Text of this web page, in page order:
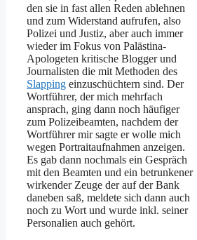
den sie in fast allen Reden ablehnen
und zum Widerstand aufrufen, also
Polizei und Justiz, aber auch immer
wieder im Fokus von Palästina-
Apologeten kritische Blogger und
Journalisten die mit Methoden des
Slapping einzuschüchtern sind. Der
Wortführer, der mich mehrfach
ansprach, ging dann noch häufiger
zum Polizeibeamten, nachdem der
Wortführer mir sagte er wolle mich
wegen Portraitaufnahmen anzeigen.
Es gab dann nochmals ein Gespräch
mit den Beamten und ein betrunkener
wirkender Zeuge der auf der Bank
daneben saß, meldete sich dann auch
noch zu Wort und wurde inkl. seiner
Personalien auch gehört.